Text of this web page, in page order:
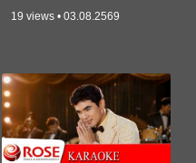
19 views • 03.08.2569